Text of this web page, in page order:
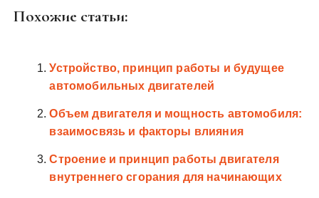
Похожие статьи:
Устройство, принцип работы и будущее
автомобильных двигателей
Объем двигателя и мощность автомобиля:
взаимосвязь и факторы влияния
Строение и принцип работы двигателя
внутреннего сгорания для начинающих